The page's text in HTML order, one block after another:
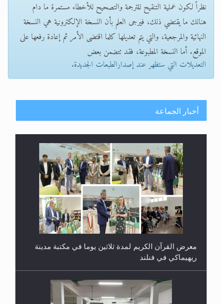
نظراً لكون عملية التنقيح للترجمة والتصحيح للأخطاء مستمرة ما دام
هنالك ما يقتضي ذلك، فيرجى العلم بأن النسخة الإلكترونية هي النسخة
النهائية والمرجعية، والتي يتم تعديلها كلما اقتضى الأمر ثم إعادة رفعها على
الموقع. أما النسخة المطبوعة، فقد تتضمن بعض
التعديلات التي ستظهر عند إصدارالطبعات الجديدة.
أخبار الجماعة
معرض القرآن الكريم لمدة ثلاثين يوما في مكتبة مدينة
ريهيماكي في فنلند